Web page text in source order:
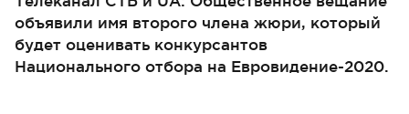
объявили имя второго члена жюри, который
будет оценивать конкурсантов
Национального отбора на Евровидение-2020.